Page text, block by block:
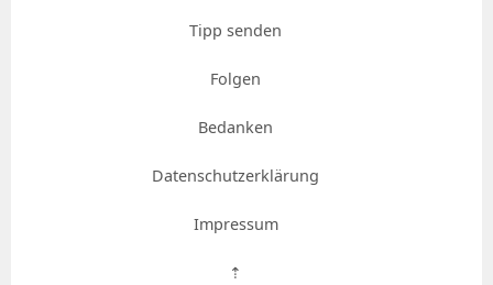
Tipp senden
Folgen
Bedanken
Datenschutzerklärung
Impressum
⇡